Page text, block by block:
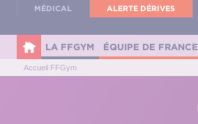
MÉDICAL ALERTE DÉRIVES
LA FFGYM ÉQUIPE DE FRANCE
Accueil FFGym
Panneau de gestion des cookies